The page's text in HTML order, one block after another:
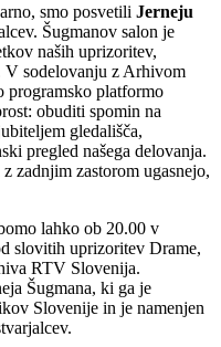
smo posvetili Jerneju
Šugmanov salon je
naših uprizoritev,
V sodelovanju z Arhivom
programsko platformo
obuditi spomin na
gledališča,
pregled našega delovanja.
zadnjim zastorom ugasnejo,
lahko ob 20.00 v
slovitih uprizoritev Drame,
RTV Slovenija.
Šugmana, ki ga je
Slovenije in je namenjen